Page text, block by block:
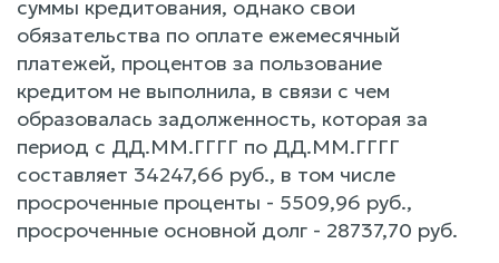
суммы кредитования, однако свои
обязательства по оплате ежемесячный
платежей, процентов за пользование
кредитом не выполнила, в связи с чем
образовалась задолженность, которая за
период с ДД.ММ.ГГГГ по ДД.ММ.ГГГГ
составляет 34247,66 руб., в том числе
просроченные проценты - 5509,96 руб.,
просроченные основной долг - 28737,70 руб.